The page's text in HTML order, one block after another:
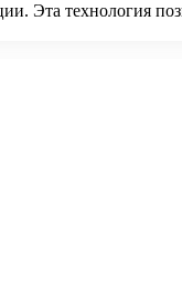
Эта технология